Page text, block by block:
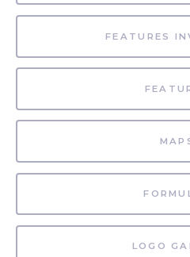
FEATURES
LOGO